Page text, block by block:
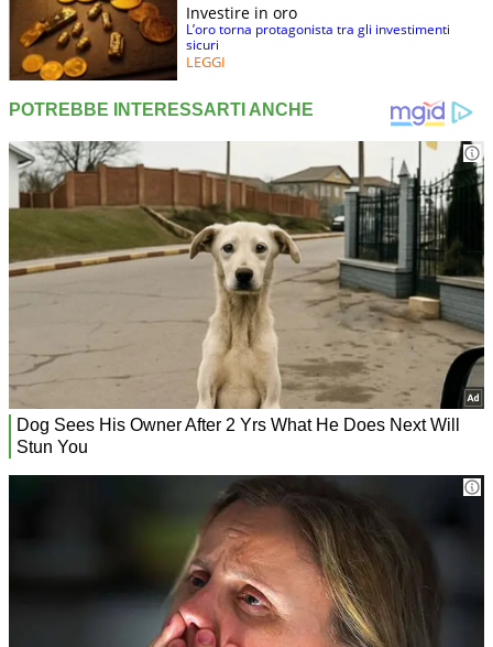
Investire in oro
L’oro torna protagonista tra gli investimenti
sicuri
LEGGI